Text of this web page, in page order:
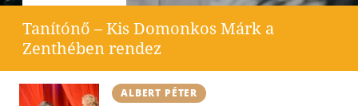
Tanítónő – Kis Domonkos Márk a
Zenthében rendez
ALBERT PÉTER